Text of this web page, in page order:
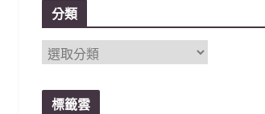
分類
分
類
標籤雲